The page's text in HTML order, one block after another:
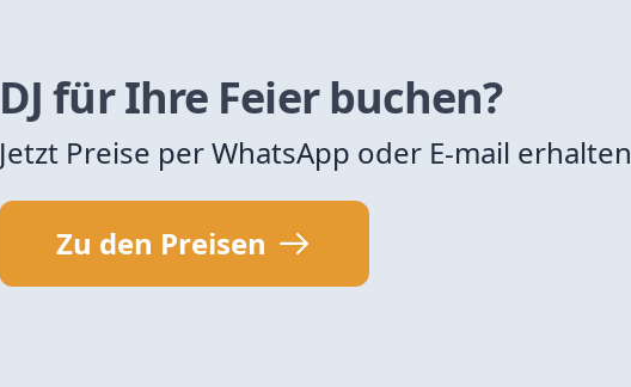
DJ für Ihre Feier buchen?
Jetzt Preise per WhatsApp oder E-mail erhalten
Zu den Preisen